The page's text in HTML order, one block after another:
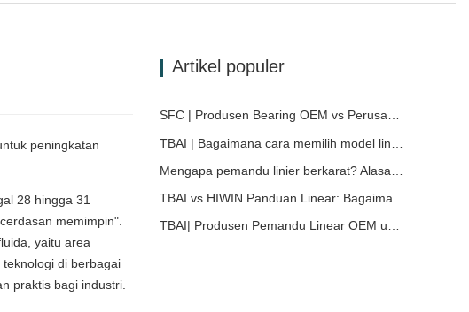
peningkatan
28 hingga 31
memimpin".
yaitu area
di berbagai
praktis bagi industri.
Artikel populer
SFC | Produsen Bearing OEM vs Perusahaan Dagang
TBAI| Produsen Pemandu Linear OEM untuk Peralatan Industri – TBAI Memperluas Solusi Gerakan Linear Kustom